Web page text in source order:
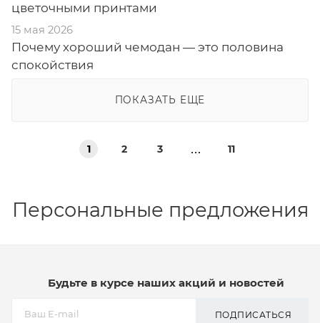
цветочными принтами
15 мая 2026
Почему хороший чемодан — это половина
спокойствия
ПОКАЗАТЬ ЕЩЕ
1 2 3 11
Персональные предложения
Будьте в курсе наших акций и новостей
ПОДПИСАТЬСЯ